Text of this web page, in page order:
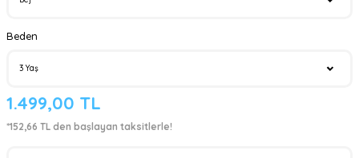
Beden
1.499,00 TL
*152,66 TL den başlayan taksitlerle!